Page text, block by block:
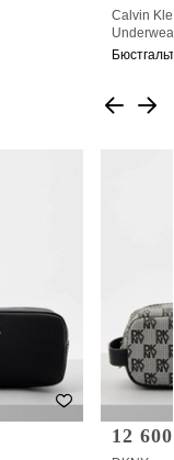
Calvin
12